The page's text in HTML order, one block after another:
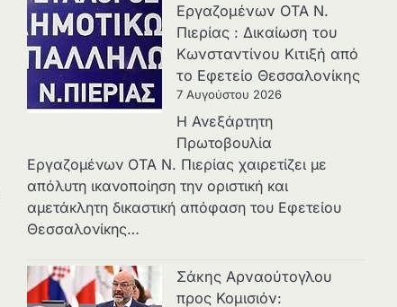
Εργαζομένων ΟΤΑ Ν.
Πιερίας : Δικαίωση του
Κωνσταντίνου Κιτιξή από
το Εφετείο Θεσσαλονίκης
7 Αυγούστου 2026
Η Ανεξάρτητη
Πρωτοβουλία
Εργαζομένων ΟΤΑ Ν. Πιερίας χαιρετίζει με
απόλυτη ικανοποίηση την οριστική και
αμετάκλητη δικαστική απόφαση του Εφετείου
Θεσσαλονίκης…
Σάκης Αρναούτογλου
προς Κομισιόν: